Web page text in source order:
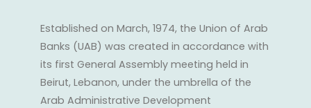
Established on March, 1974, the Union of Arab
Banks (UAB) was created in accordance with
its first General Assembly meeting held in
Beirut, Lebanon, under the umbrella of the
Arab Administrative Development